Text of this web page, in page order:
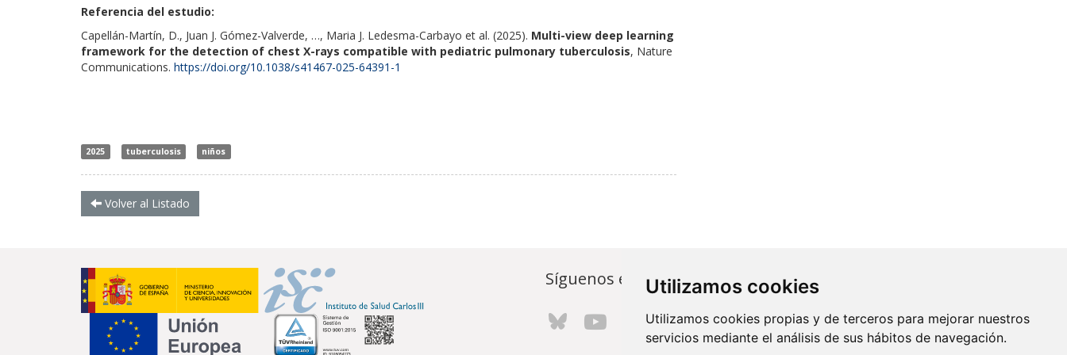
Utilizamos cookies
Utilizamos cookies propias y de terceros para mejorar nuestros
servicios mediante el análisis de sus hábitos de navegación.
Referencia del estudio:
Capellán-Martín, D., Juan J. Gómez-Valverde, …, Maria J. Ledesma-Carbayo et al. (2025). Multi-view deep learning
framework for the detection of chest X-rays compatible with pediatric pulmonary tuberculosis, Nature
Communications. https://doi.org/10.1038/s41467-025-64391-1
2025 tuberculosis niños
Volver al Listado
Síguenos en... Contacto
Av. Monforte de Lemos, 3-5. Pabellón
11. Planta 0 28029 Madrid
info@ciberisciii.es